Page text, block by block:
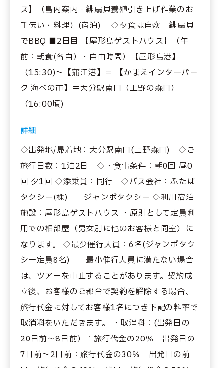
ス】（島内案内・緋扇貝養殖引き上げ作業のお
手伝い・料理）(宿泊) ◇夕食は自炊 緋扇貝
でBBQ ■2日目 【屋形島ゲストハウス】（午
前：朝食(各自）・自由時間）【屋形島港】
（15:30)～【蒲江港】＝ 【かまえインターパー
ク 海べの市】＝大分駅南口（上野の森口）
（16:00頃)
詳細
◇出発地/帰着地：大分駅南口(上野森口) ◇ご
旅行日数：1泊2日 ◇・食事条件：朝0回 昼0
回 夕1回 ◇添乗員：同行 ◇バス会社：ふたば
タクシー(株) ジャンボタクシー ◇利用宿泊
施設：屋形島ゲストハウス ・原則として定員利
用での相部屋（男女別に他のお客様と同室）に
なります。 ◇最少催行人員：6名(ジャンボタク
シー定員8名) 最小催行人員に満たない場合
は、ツアーを中止することがあります。契約成
立後、お客様のご都合で契約を解除する場合、
旅行代金に対してお客様1名につき下記の料率で
取消料をいただきます。 ・取消料：(出発日の
20日前〜8日前）：旅行代金の20％ 出発日の
7日前〜2日前：旅行代金の30％ 出発日の前